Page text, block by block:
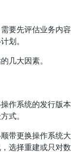
要先评估业务内
划。
几大因素。
作系统的发行版
式。
带更换操作系统
选择重建或只对